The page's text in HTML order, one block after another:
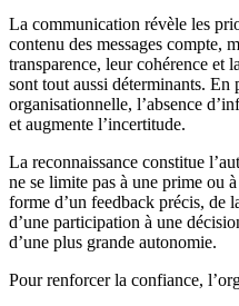
La communication révèle les
contenu des messages compte,
transparence, leur cohérence et
sont tout aussi déterminants. En
organisationnelle, l’absence
et augmente l’incertitude.
La reconnaissance constitue
ne se limite pas à une prime ou
forme d’un feedback précis, de
d’une participation à une
d’une plus grande autonomie.
Pour renforcer la confiance,